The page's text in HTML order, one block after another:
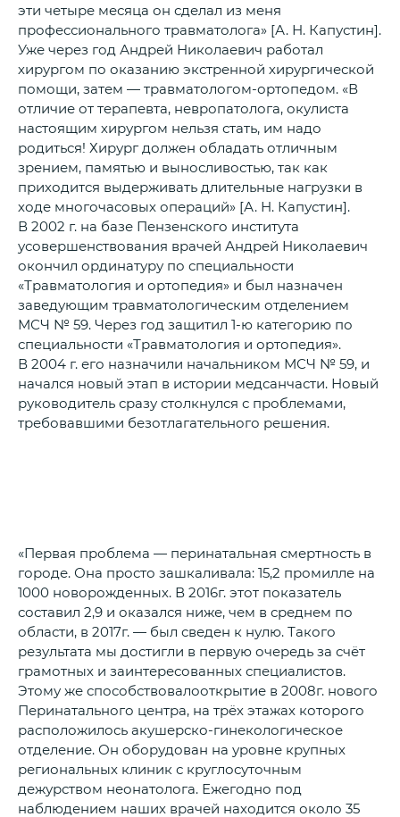
эти четыре месяца он сделал из меня
профессионального травматолога» [А. Н. Капустин].
Уже через год Андрей Николаевич работал
хирургом по оказанию экстренной хирургической
помощи, затем — травматологом-ортопедом. «В
отличие от терапевта, невропатолога, окулиста
настоящим хирургом нельзя стать, им надо
родиться! Хирург должен обладать отличным
зрением, памятью и выносливостью, так как
приходится выдерживать длительные нагрузки в
ходе многочасовых операций» [А. Н. Капустин].
В 2002 г. на базе Пензенского института
усовершенствования врачей Андрей Николаевич
окончил ординатуру по специальности
«Травматология и ортопедия» и был назначен
заведующим травматологическим отделением
МСЧ № 59. Через год защитил 1-ю категорию по
специальности «Травматология и ортопедия».
В 2004 г. его назначили начальником МСЧ № 59, и
начался новый этап в истории медсанчасти. Новый
руководитель сразу столкнулся с проблемами,
требовавшими безотлагательного решения.
«Первая проблема — перинатальная смертность в
городе. Она просто зашкаливала: 15,2 промилле на
1000 новорожденных. В 2016г. этот показатель
составил 2,9 и оказался ниже, чем в среднем по
области, в 2017г. — был сведен к нулю. Такого
результата мы достигли в первую очередь за счёт
грамотных и заинтересованных специалистов.
Этому же способствовалооткрытие в 2008г. нового
Перинатального центра, на трёх этажах которого
расположилось акушерско-гинекологическое
отделение. Он оборудован на уровне крупных
региональных клиник с круглосуточным
дежурством неонатолога. Ежегодно под
наблюдением наших врачей находится около 35